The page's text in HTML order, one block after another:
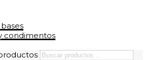
condimentos